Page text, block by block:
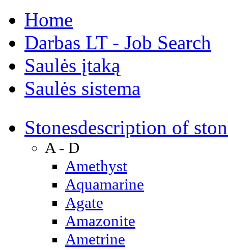
Home
Darbas LT - Job Search
Saulės įtaką
Saulės sistema
Stonesdescription of
A - D
Amethyst
Aquamarine
Agate
Amazonite
Ametrine